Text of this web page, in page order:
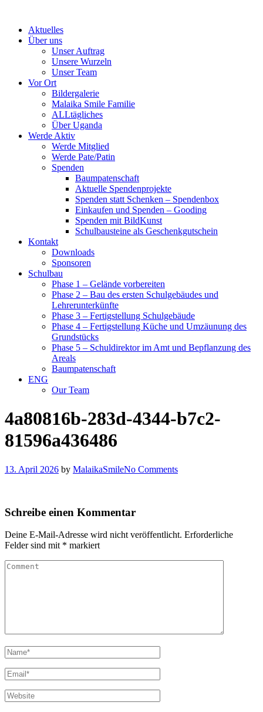
contentAktuelles
Über uns
Unser Auftrag
Unsere Wurzeln
Unser Team
Vor Ort
Bildergalerie
Malaika Smile Familie
ALLtägliches
Über Uganda
Werde Aktiv
Werde Mitglied
Werde Pate/Patin
Spenden
Baumpatenschaft
Aktuelle Spendenprojekte
Spenden statt Schenken – Spendenbox
Einkaufen und Spenden – Gooding
Spenden mit BildKunst
Schulbausteine als Geschenkgutschein
Kontakt
Downloads
Sponsoren
Schulbau
Phase 1 – Gelände vorbereiten
Phase 2 – Bau des ersten Schulgebäudes und
Lehrerunterkünfte
Phase 3 – Fertigstellung Schulgebäude
Phase 4 – Fertigstellung Küche und Umzäunung des
Grundstücks
Phase 5 – Schuldirektor im Amt und Bepflanzung des
Areals
Baumpatenschaft
ENG
Our Team
4a80816b-283d-4344-b7c2-
81596a436486
13. April 2026 by MalaikaSmileNo Comments
Schreibe einen Kommentar
Deine E-Mail-Adresse wird nicht veröffentlicht. Erforderliche
Felder sind mit * markiert